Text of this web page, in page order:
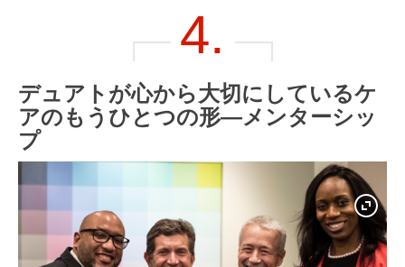
4.
デュアトが心から大切にしているケ
アのもうひとつの形―メンターシッ
プ